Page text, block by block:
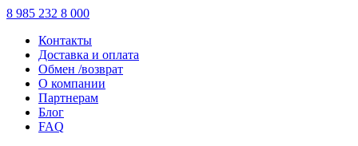
8 985 232 8 000
Контакты
Доставка и оплата
Обмен /возврат
О компании
Партнерам
Блог
FAQ